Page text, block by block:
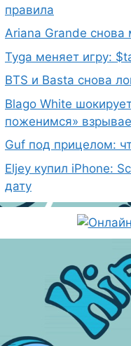
правила
Ariana Grande снова
Tyga меняет игру:
BTS и Basta снова
Blago White
поженимся»
Guf под прицелом:
Eljey купил iPhone:
дату